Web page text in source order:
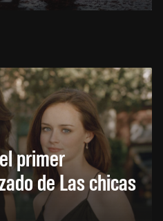
primer
de Las chicas